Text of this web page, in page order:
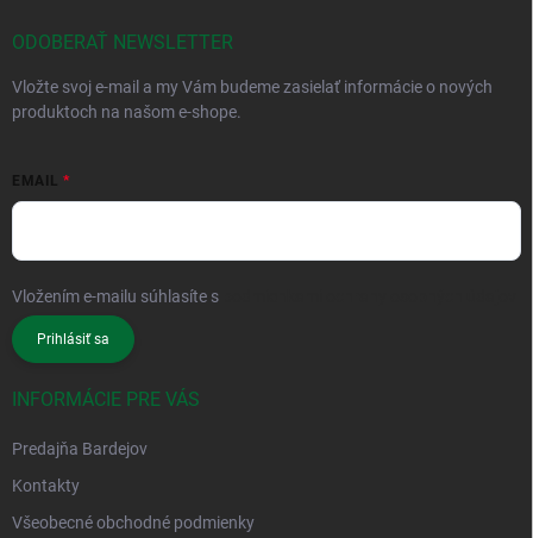
ODOBERAŤ NEWSLETTER
Vložte svoj e-mail a my Vám budeme zasielať informácie o nových
produktoch na našom e-shope.
EMAIL
Vložením e-mailu súhlasíte s
Prihlásiť sa
INFORMÁCIE PRE VÁS
Predajňa Bardejov
Kontakty
Všeobecné obchodné podmienky